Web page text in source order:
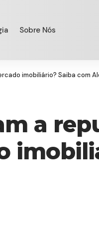
Sobre Nós
imobiliário? Saiba com
a